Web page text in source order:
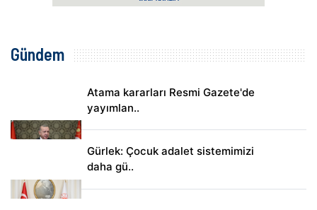
Gündem
Atama kararları Resmi Gazete'de
yayımlan..
Gürlek: Çocuk adalet sistemimizi
daha gü..